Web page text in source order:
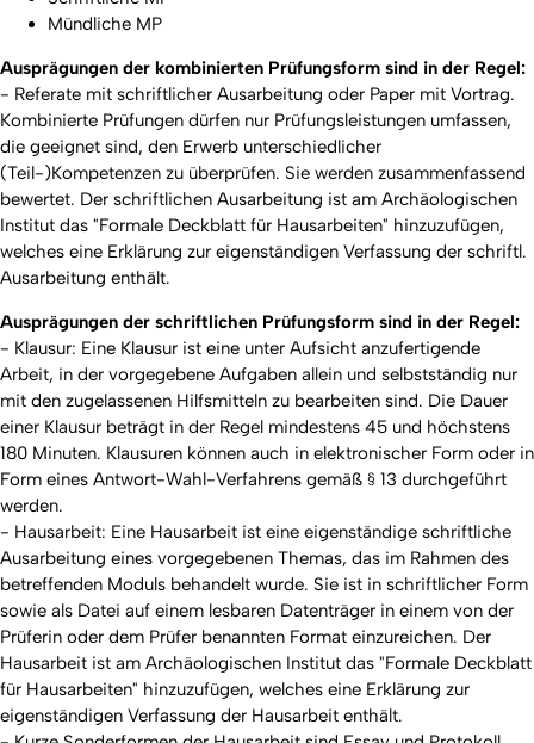
Mündliche MP
Ausprägungen der kombinierten Prüfungsform sind in der Regel:
- Referate mit schriftlicher Ausarbeitung oder Paper mit Vortrag.
Kombinierte Prüfungen dürfen nur Prüfungsleistungen umfassen,
die geeignet sind, den Erwerb unterschiedlicher
(Teil-)Kompetenzen zu überprüfen. Sie werden zusammenfassend
bewertet. Der schriftlichen Ausarbeitung ist am Archäologischen
Institut das "Formale Deckblatt für Hausarbeiten" hinzuzufügen,
welches eine Erklärung zur eigenständigen Verfassung der schriftl.
Ausarbeitung enthält.
Ausprägungen der schriftlichen Prüfungsform sind in der Regel:
- Klausur: Eine Klausur ist eine unter Aufsicht anzufertigende
Arbeit, in der vorgegebene Aufgaben allein und selbstständig nur
mit den zugelassenen Hilfsmitteln zu bearbeiten sind. Die Dauer
einer Klausur beträgt in der Regel mindestens 45 und höchstens
180 Minuten. Klausuren können auch in elektronischer Form oder in
Form eines Antwort-Wahl-Verfahrens gemäß § 13 durchgeführt
werden.
- Hausarbeit: Eine Hausarbeit ist eine eigenständige schriftliche
Ausarbeitung eines vorgegebenen Themas, das im Rahmen des
betreffenden Moduls behandelt wurde. Sie ist in schriftlicher Form
sowie als Datei auf einem lesbaren Datenträger in einem von der
Prüferin oder dem Prüfer benannten Format einzureichen. Der
Hausarbeit ist am Archäologischen Institut das "Formale Deckblatt
für Hausarbeiten" hinzuzufügen, welches eine Erklärung zur
eigenständigen Verfassung der Hausarbeit enthält.